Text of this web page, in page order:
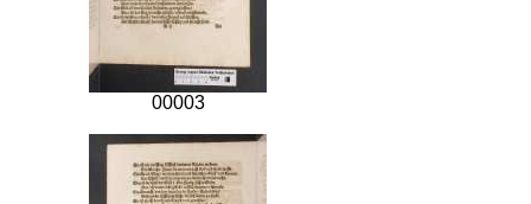
00003